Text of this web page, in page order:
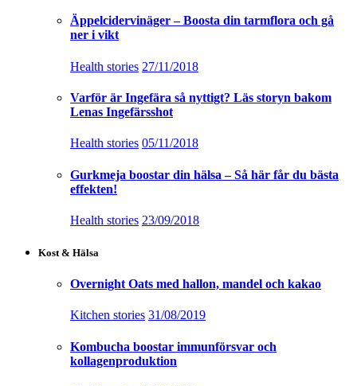
Äppelcidervinäger – Boosta din tarmflora och gå
ner i vikt
Health stories 27/11/2018
Varför är Ingefära så nyttigt? Läs storyn bakom
Lenas Ingefärsshot
Health stories 05/11/2018
Gurkmeja boostar din hälsa – Så här får du bästa
effekten!
Health stories 23/09/2018
Kost & Hälsa
Overnight Oats med hallon, mandel och kakao
Kitchen stories 31/08/2019
Kombucha boostar immunförsvar och
kollagenproduktion